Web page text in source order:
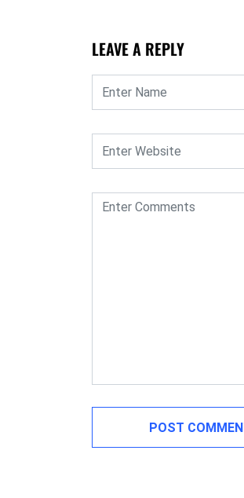
LEAVE A REPLY